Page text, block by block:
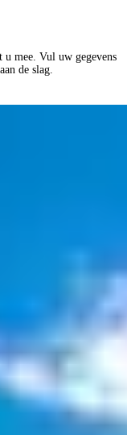
mee. Vul uw gegevens
de slag.